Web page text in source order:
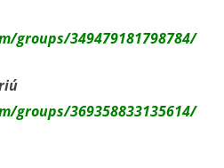
groups/349479181798784/
groups/369358833135614/